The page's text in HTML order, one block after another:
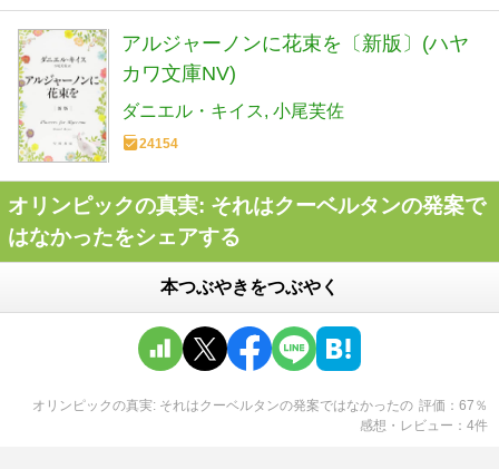
アルジャーノンに花束を〔新版〕(ハヤ
カワ文庫NV)
ダニエル・キイス 小尾芙佐
24154
オリンピックの真実: それはクーベルタンの発案で
はなかったをシェアする
本つぶやきをつぶやく
オリンピックの真実: それはクーベルタンの発案ではなかったの 評価 67 ％
感想・レビュー
4件